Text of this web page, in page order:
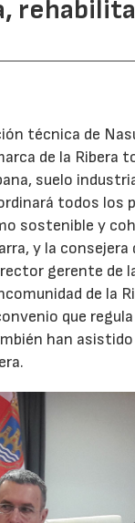
técnica de
de la Ribera
suelo
todos los
sostenible y
y la
gerente de
de la
que
han
04/06/2026